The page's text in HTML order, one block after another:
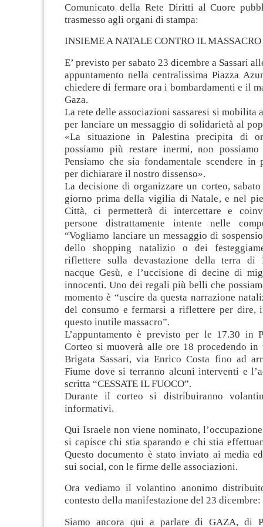
Comunicato della Rete Diritti al Cuore
trasmesso agli organi di stampa:
INSIEME A NATALE CONTRO IL
E’ previsto per sabato 23 dicembre a Sassari
appuntamento nella centralissima Piazza
chiedere di fermare ora i bombardamenti e il
Gaza.
La rete delle associazioni sassaresi si mobilita
per lanciare un messaggio di solidarietà al
«La situazione in Palestina precipita di
possiamo più restare inermi, non
Pensiamo che sia fondamentale scendere in
per dichiarare il nostro dissenso».
La decisione di organizzare un corteo,
giorno prima della vigilia di Natale, e nel
Città, ci permetterà di intercettare e
persone distrattamente intente nelle
“Vogliamo lanciare un messaggio di
dello shopping natalizio o dei
riflettere sulla devastazione della terra di
nacque Gesù, e l’uccisione di decine di
innocenti. Uno dei regali più belli che
momento è “uscire da questa narrazione
del consumo e fermarsi a riflettere per dire,
questo inutile massacro”.
L’appuntamento è previsto per le 17.30 in
Corteo si muoverà alle ore 18 procedendo
Brigata Sassari, via Enrico Costa fino ad
Fiume dove si terranno alcuni interventi e
scritta “CESSATE IL FUOCO”.
Durante il corteo si distribuiranno
informativi.
Qui Israele non viene nominato,
si capisce chi stia sparando e chi stia
Questo documento è stato inviato ai media
sui social, con le firme delle associazioni.
Ora vediamo il volantino anonimo
contesto della manifestazione del 23 dicembre:
Siamo ancora qui a parlare di GAZA, di